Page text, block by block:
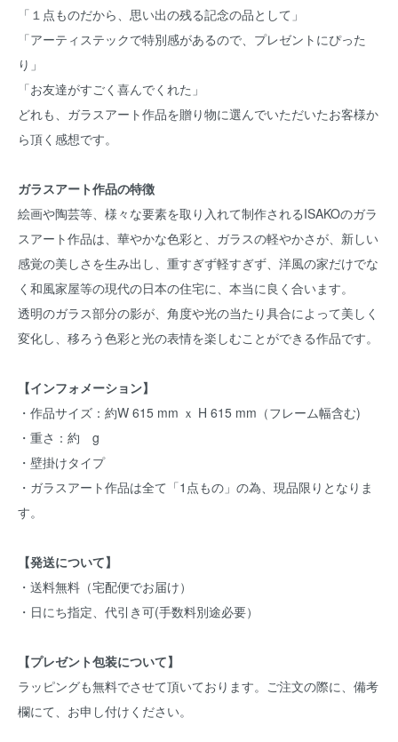
「１点ものだから、思い出の残る記念の品として」
「アーティステックで特別感があるので、プレゼントにぴった
り」
「お友達がすごく喜んでくれた」
どれも、ガラスアート作品を贈り物に選んでいただいたお客様か
ら頂く感想です。
ガラスアート作品の特徴
絵画や陶芸等、様々な要素を取り入れて制作されるISAKOのガラ
スアート作品は、華やかな色彩と、ガラスの軽やかさが、新しい
感覚の美しさを生み出し、重すぎず軽すぎず、洋風の家だけでな
く和風家屋等の現代の日本の住宅に、本当に良く合います。
透明のガラス部分の影が、角度や光の当たり具合によって美しく
変化し、移ろう色彩と光の表情を楽しむことができる作品です。
【インフォメーション】
・作品サイズ：約W 615 mm ｘ H 615 mm（フレーム幅含む)
・重さ：約 g
・壁掛けタイプ
・ガラスアート作品は全て「1点もの」の為、現品限りとなりま
す。
【発送について】
・送料無料（宅配便でお届け）
・日にち指定、代引き可(手数料別途必要）
【プレゼント包装について】
ラッピングも無料でさせて頂いております。ご注文の際に、備考
欄にて、お申し付けください。